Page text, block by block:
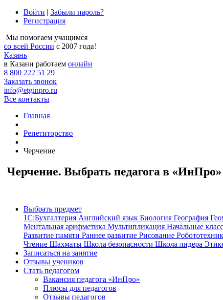
Войти | Забыли пароль?
Регистрация
Мы помогаем учащимся
со всей России с 2007 года!
Казань
в Казани работаем онлайн
8 800 222 51 29
Заказать звонок
info@etginpro.ru
Все контакты
Главная
Репетиторство
Черчение
Черчение. Выбрать педагога в
Выбрать предмет
1С:Бухгалтерия Английский язык Биология География
Ментальная арифметика Мультипликация Начальные
Развитие памяти Раннее развитие Рисование
Чтение Шахматы Школа безопасности Школа лидера
Записаться на занятие
Отзывы учеников
Стать педагогом
Вакансия педагога «ИнПро»
Плюсы для педагогов
Отзывы педагогов